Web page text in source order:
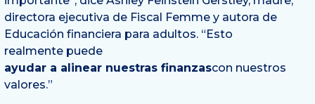
directora ejecutiva de Fiscal Femme y autora de
Educación financiera para adultos. “Esto
realmente puede
ayudar a alinear nuestras finanzascon nuestros
valores.”